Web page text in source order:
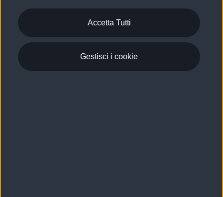
garanzia fino a 4 anni per una maggiore tutela del tuo
acquisto.
Accetta Tutti
Gestisci i cookie